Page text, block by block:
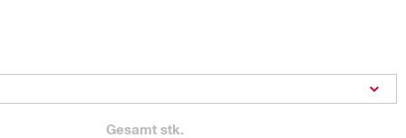
Gesamt stk.